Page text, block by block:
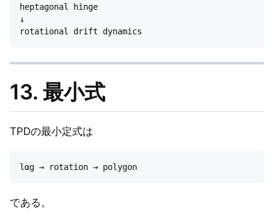
heptagonal hinge
↓
13. 最小式
TPDの最小定式は
である。